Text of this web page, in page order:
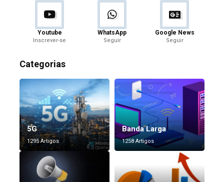
Youtube
Inscrever-se
WhatsApp
Seguir
Google News
Seguir
Categorias
5G
1295 Artigos
Banda Larga
1258 Artigos